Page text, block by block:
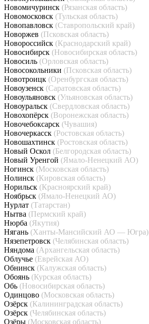
Новомичуринск (Рязанская область)
Новомосковск (Тульская область)
Новопавловск (Ставропольский край)
Новоржев (Псковская область)
Новороссийск (Краснодарский край)
Новосибирск (Новосибирская область)
Новосиль (Орловская область)
Новосокольники (Псковская область)
Новотроицк (Оренбургская область)
Новоузенск (Саратовская область)
Новоульяновск (Ульяновская область)
Новоуральск (Свердловская область)
Новохопёрск (Воронежская область)
Новочебоксарск (Чувашия)
Новочеркасск (Ростовская область)
Новошахтинск (Ростовская область)
Новый Оскол (Белгородская область)
Новый Уренгой (Ямало-Ненецкий АО)
Ногинск (Московская область)
Нолинск (Кировская область)
Норильск (Красноярский край)
Ноябрьск (Ямало-Ненецкий АО)
Нурлат (Татарстан)
Нытва (Пермский край)
Нюрба (Якутия)
Нягань (Ханты-Мансийский АО — Югра)
Нязепетровск (Челябинская область)
Няндома (Архангельская область)
Облучье (Еврейская АО)
Обнинск (Калужская область)
Обоянь (Курская область)
Обь (Новосибирская область)
Одинцово (Московская область)
Озёрск (Калининградская область)
Озёрск (Челябинская область)
Озёры (Московская область)